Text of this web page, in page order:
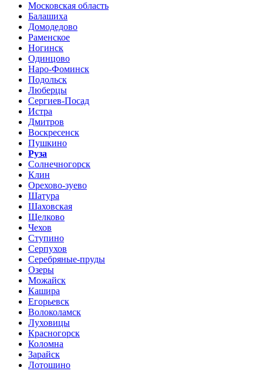
Московская область
Балашиха
Домодедово
Раменское
Ногинск
Одинцово
Наро-Фоминск
Подольск
Люберцы
Сергиев-Посад
Истра
Дмитров
Воскресенск
Пушкино
Руза
Солнечногорск
Клин
Орехово-зуево
Шатура
Шаховская
Щелково
Чехов
Ступино
Серпухов
Серебряные-пруды
Озеры
Можайск
Кашира
Егорьевск
Волоколамск
Луховицы
Красногорск
Коломна
Зарайск
Лотошино